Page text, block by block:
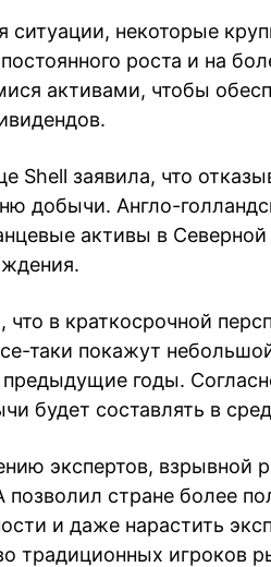
некоторые
роста и на
активами, чтобы
Shell заявила, что
добычи. Англо-
активы в
что в краткосрочной
таки покажут
годы.
будет составлять в
экспертов, взрывной
стране более
и даже нарастить
традиционных игроков